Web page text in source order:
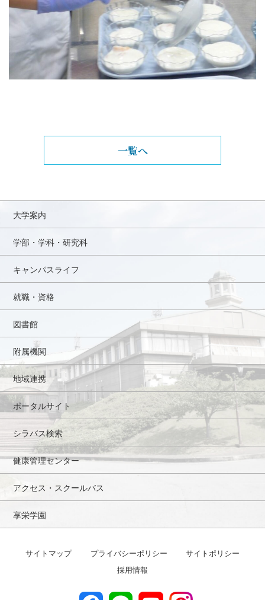
一覧へ
大学案内
学部・学科・研究科
キャンパスライフ
就職・資格
図書館
附属機関
地域連携
ポータルサイト
シラバス検索
健康管理センター
アクセス・スクールバス
享栄学園
サイトマップ プライバシーポリシー
サイトポリシー
採用情報